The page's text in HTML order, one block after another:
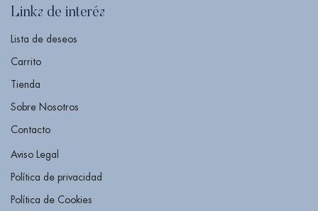
Links de interés
Lista de deseos
Carrito
Tienda
Sobre Nosotros
Contacto
Aviso Legal
Política de privacidad
Política de Cookies